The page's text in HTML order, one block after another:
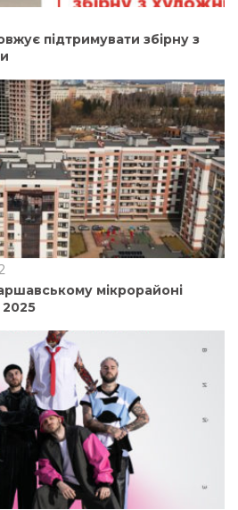
підтримувати збірну з
мікрорайоні
2025